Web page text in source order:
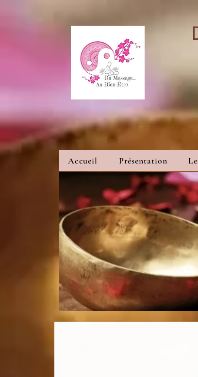
Accueil Présentation